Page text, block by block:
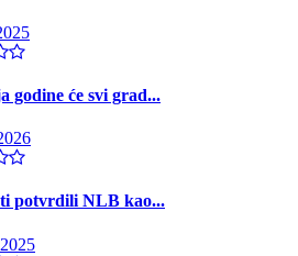
godine će svi grad...
potvrdili NLB kao...